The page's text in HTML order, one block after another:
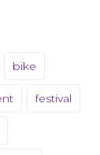
bike
festival